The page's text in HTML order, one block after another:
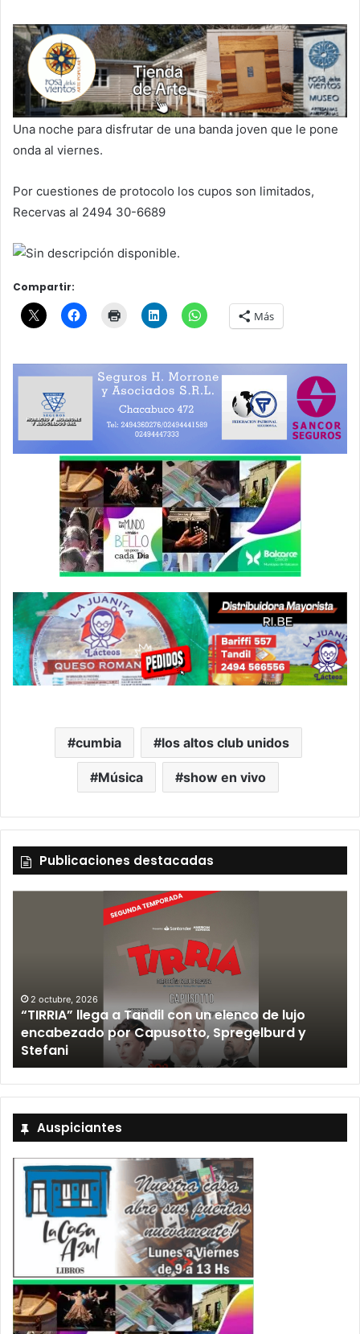
Una noche para disfrutar de una banda joven que le pone
onda al viernes.
Por cuestiones de protocolo los cupos son limitados,
Recervas al 2494 30-6689
Compartir:
Más
cumbia los altos club unidos
Música show en vivo
Publicaciones destacadas
12 septiembre, 2026
Los Fabulosos Cadillacs anunciaron su show en
Tandil y ya están a la venta las entradas
Auspiciantes